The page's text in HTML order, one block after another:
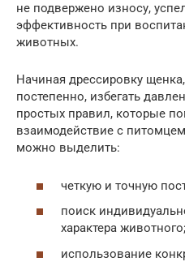
не подвержено износу,
эффективность при
животных.
Начиная дрессировку
постепенно, избегать
простых правил, которые
взаимодействие с
можно выделить:
четкую и точную
поиск
характера животного;
использование